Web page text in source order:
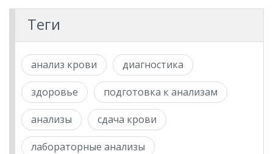
Теги
анализ крови диагностика
здоровье подготовка к анализам
анализы сдача крови
лабораторные анализы